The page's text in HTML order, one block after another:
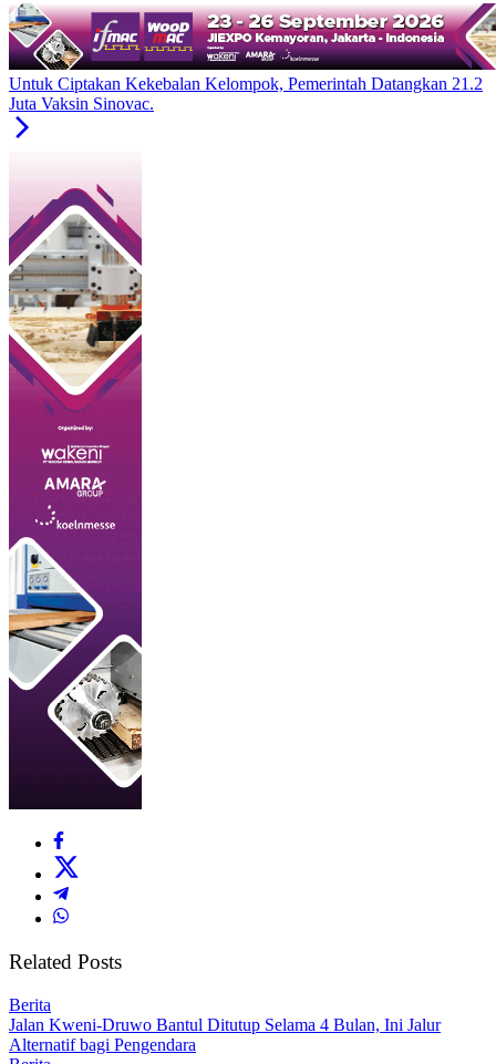
Untuk Ciptakan Kekebalan Kelompok, Pemerintah Datangkan 21.2
Juta Vaksin Sinovac.
Related Posts
Berita
Jalan Kweni-Druwo Bantul Ditutup Selama 4 Bulan, Ini Jalur
Alternatif bagi Pengendara